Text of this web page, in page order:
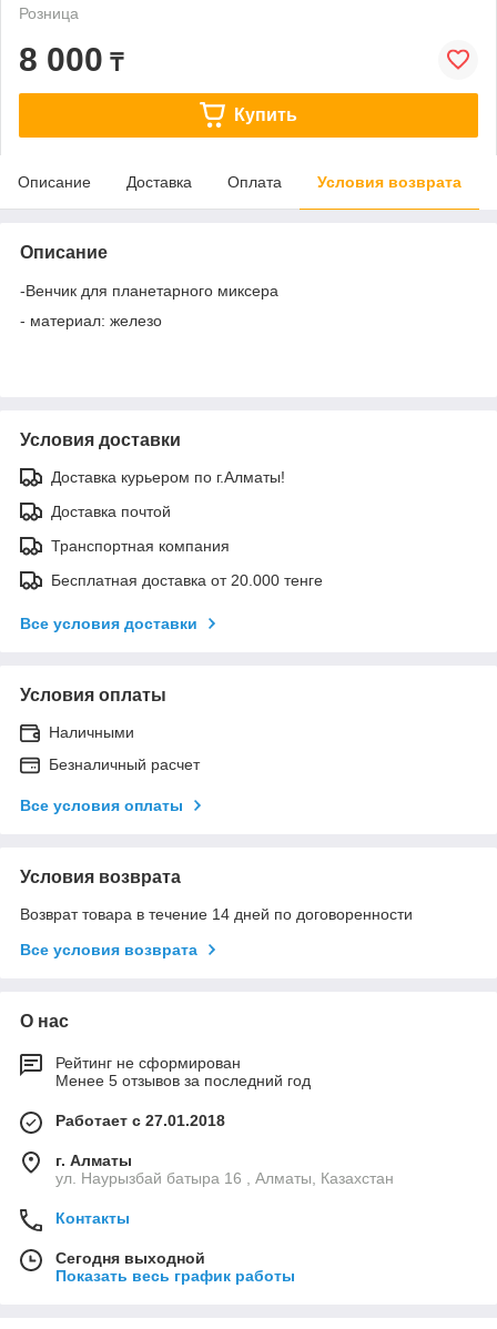
Розница
8 000 ₸
Купить
Описание Доставка Оплата Условия возврата
Описание
-Венчик для планетарного миксера
- материал: железо
Условия доставки
Доставка курьером по г.Алматы!
Доставка почтой
Транспортная компания
Бесплатная доставка от 20.000 тенге
Все условия доставки
Условия оплаты
Наличными
Безналичный расчет
Все условия оплаты
Условия возврата
Возврат товара в течение 14 дней по договоренности
Все условия возврата
О нас
Рейтинг не сформирован
Менее 5 отзывов за последний год
Работает с 27.01.2018
г. Алматы
ул. Наурызбай батыра 16 , Алматы, Казахстан
Контакты
Сегодня выходной
Показать весь график работы